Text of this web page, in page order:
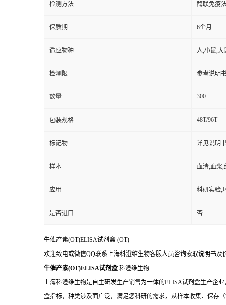
检测方法 酶联免疫
保质期 6个月
适应物种 人,小鼠,大
检测限 参考说明
数量 300
包装规格 48T/96T
标记物 详见说明
样本 血清,血浆,
应用 科研实验,
是否进口 否
牛催产素(OT)ELISA试剂盒 (OT)
欢迎致电或微信QQ联系上海科澄维生物客服人员咨询索取说明书及
牛催产素(OT)ELISA试剂盒 科澄维生物
上海科澄维生物是自主研发生产销售为一体的ELISA试剂盒生产企
盒指标，种类涉及面广泛，满足您科研的需求，从样本收集、保存